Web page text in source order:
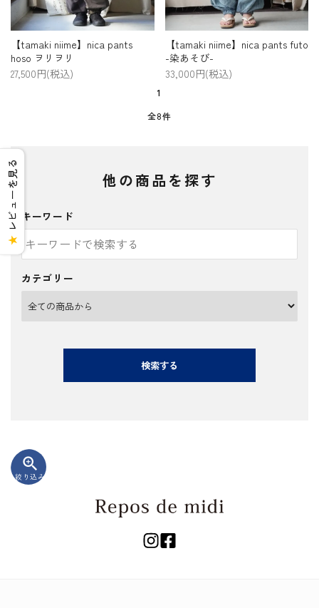
【tamaki niime】nica pants
hoso ヲリヲリ
27,500円(税込)
【tamaki niime】nica pants futo
-染あそび-
33,000円(税込)
1
全8件
他の商品を探す
キーワード
カテゴリー
検索する
zoom_in
絞り込み
★
レビューを見る